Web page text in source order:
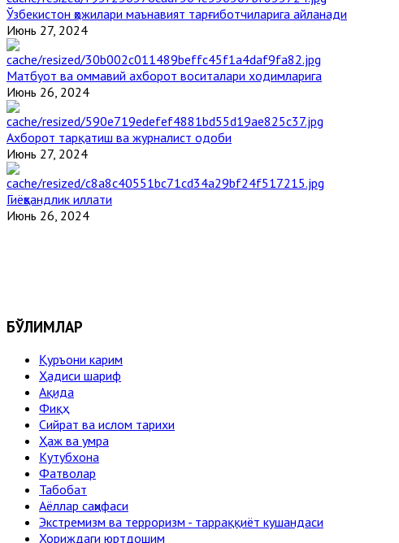
Ўзбекистон ҳожилари маънавият тарғиботчиларига айланади
Июнь 27, 2024
Матбуот ва оммавий ахборот воситалари ходимларига
Июнь 26, 2024
Ахборот тарқатиш ва журналист одоби
Июнь 27, 2024
Гиёҳвандлик иллати
Июнь 26, 2024
БЎЛИМЛАР
Қуръони карим
Ҳадиси шариф
Ақида
Фиқҳ
Сийрат ва ислом тарихи
Ҳаж ва умра
Кутубхона
Фатволар
Табобат
Аёллар саҳифаси
Экстремизм ва терроризм - тарраққиёт кушандаси
Хориждаги юртдошим